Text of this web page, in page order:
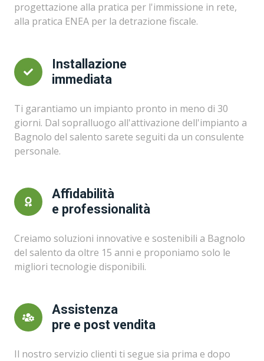
progettazione alla pratica per l'immissione in rete,
alla pratica ENEA per la detrazione fiscale.
Installazione
immediata
Ti garantiamo un impianto pronto in meno di 30
giorni. Dal sopralluogo all'attivazione dell'impianto a
Bagnolo del salento sarete seguiti da un consulente
personale.
Affidabilità
e professionalità
Creiamo soluzioni innovative e sostenibili a Bagnolo
del salento da oltre 15 anni e proponiamo solo le
migliori tecnologie disponibili.
Assistenza
pre e post vendita
Il nostro servizio clienti ti segue sia prima e dopo